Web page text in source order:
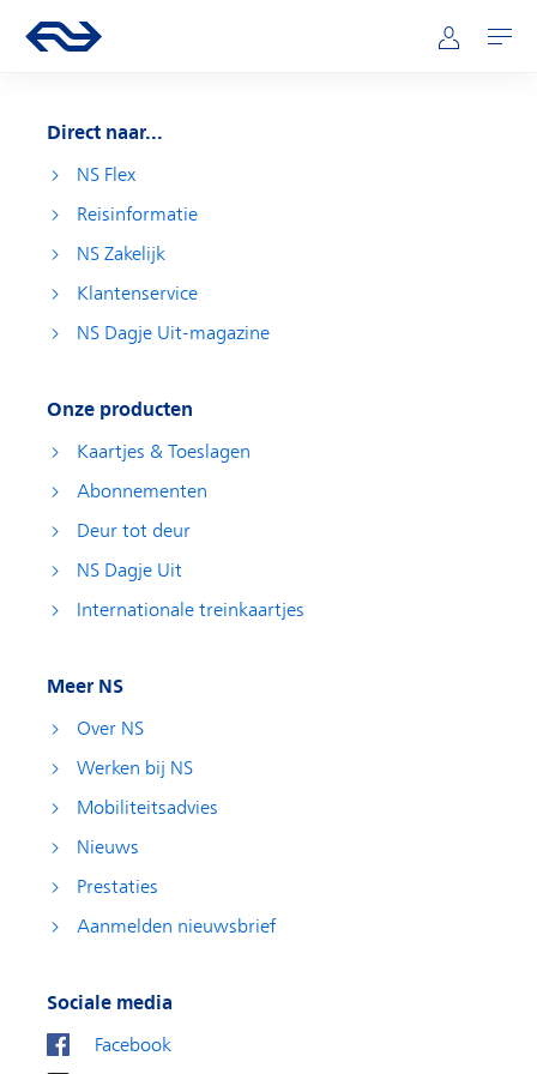
Hoofdnavigatie
Ga naar de homepage van ns.nl Mijn NS
Openen
Direct naar...
NS Flex
Reisinformatie
NS Zakelijk
Klantenservice
NS Dagje Uit-magazine
Onze producten
Kaartjes & Toeslagen
Abonnementen
Deur tot deur
NS Dagje Uit
Internationale treinkaartjes
Meer NS
Over NS
Werken bij NS
Mobiliteitsadvies
Nieuws
Prestaties
Aanmelden nieuwsbrief
Sociale media
Facebook